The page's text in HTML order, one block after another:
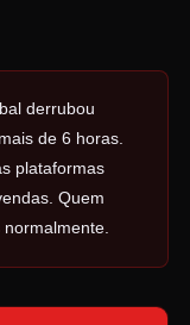
derrubou
de 6 horas.
plataformas
Quem